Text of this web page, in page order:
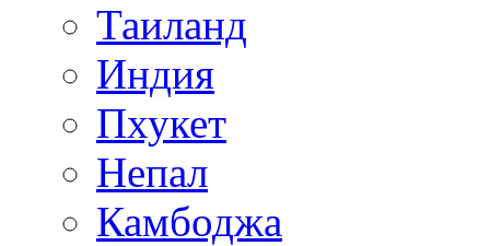
Таиланд
Индия
Пхукет
Непал
Камбоджа